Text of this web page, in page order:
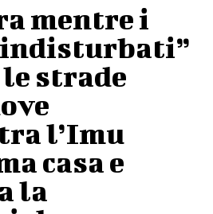
mentre i
strade
l’Imu
casa e
la